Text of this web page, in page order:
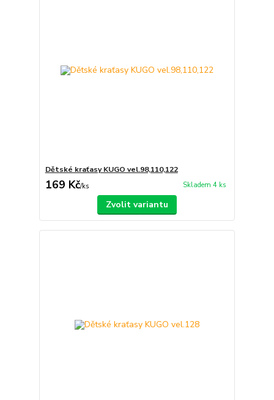
Dětské kraťasy KUGO vel.98,110,122
169 Kč/ks Skladem 4 ks
Zvolit variantu